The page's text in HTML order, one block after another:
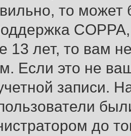
то может
13 лет, то вам
Если это не
записи.
до